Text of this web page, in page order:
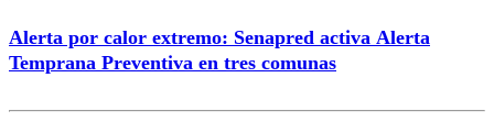
Alerta por calor extremo: Senapred activa Alerta
Temprana Preventiva en tres comunas